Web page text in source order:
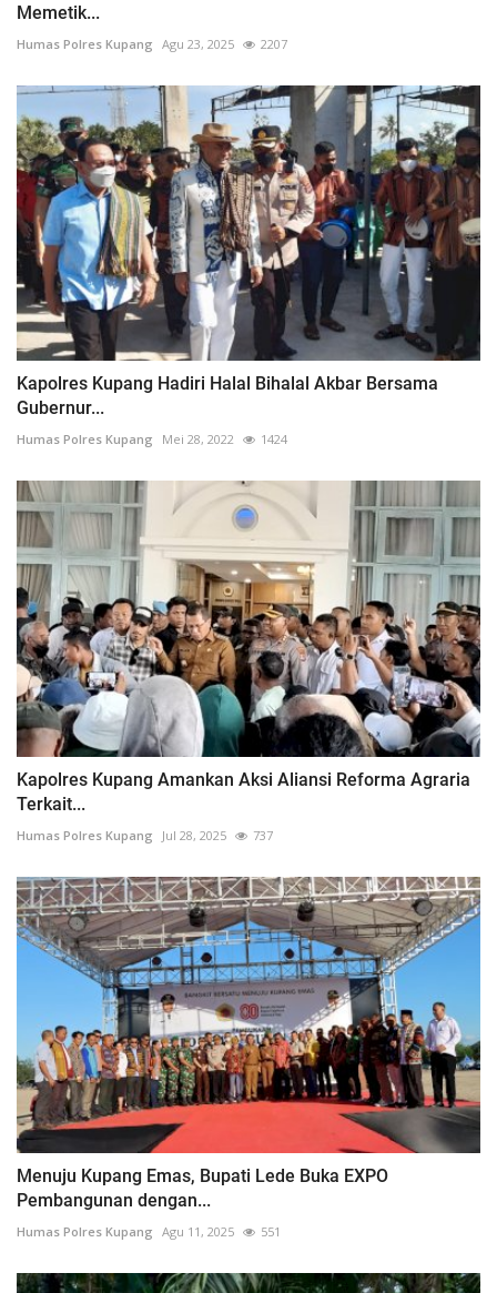
Memetik...
Humas Polres Kupang Agu 23, 2025 2207
Kapolres Kupang Hadiri Halal Bihalal Akbar Bersama
Gubernur...
Humas Polres Kupang Mei 28, 2022 1424
Kapolres Kupang Amankan Aksi Aliansi Reforma Agraria
Terkait...
Humas Polres Kupang Jul 28, 2025 737
Menuju Kupang Emas, Bupati Lede Buka EXPO
Pembangunan dengan...
Humas Polres Kupang Agu 11, 2025 551